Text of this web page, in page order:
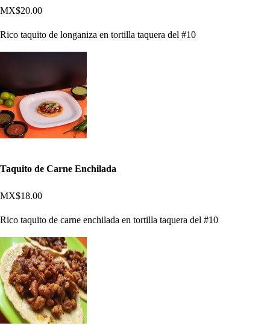
MX$20.00
Rico taquito de longaniza en tortilla taquera del #10
Taquito de Carne Enchilada
MX$18.00
Rico taquito de carne enchilada en tortilla taquera del #10